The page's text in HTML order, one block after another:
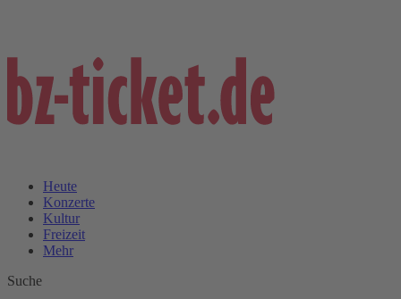
Heute
Konzerte
Kultur
Freizeit
Mehr
Suche